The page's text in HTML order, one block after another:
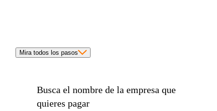
Mira todos los pasos
Busca el nombre de la empresa que
quieres pagar